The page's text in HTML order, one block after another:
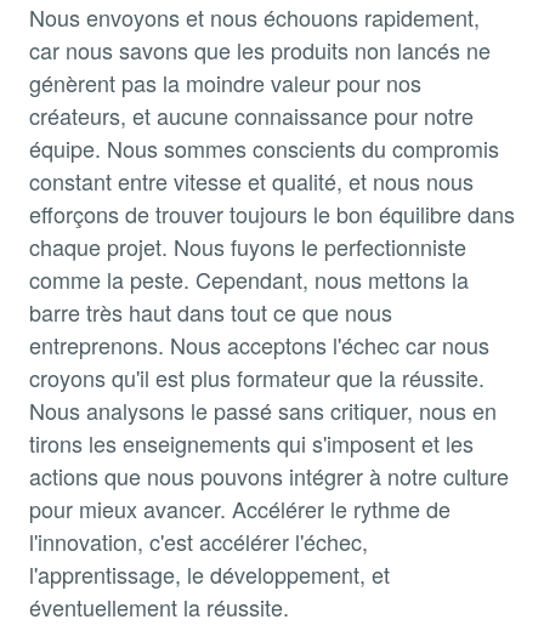
Nous envoyons et nous échouons rapidement,
car nous savons que les produits non lancés ne
génèrent pas la moindre valeur pour nos
créateurs, et aucune connaissance pour notre
équipe. Nous sommes conscients du compromis
constant entre vitesse et qualité, et nous nous
efforçons de trouver toujours le bon équilibre dans
chaque projet. Nous fuyons le perfectionniste
comme la peste. Cependant, nous mettons la
barre très haut dans tout ce que nous
entreprenons. Nous acceptons l'échec car nous
croyons qu'il est plus formateur que la réussite.
Nous analysons le passé sans critiquer, nous en
tirons les enseignements qui s'imposent et les
actions que nous pouvons intégrer à notre culture
pour mieux avancer. Accélérer le rythme de
l'innovation, c'est accélérer l'échec,
l'apprentissage, le développement, et
éventuellement la réussite.